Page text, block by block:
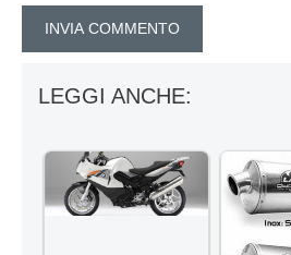
LEGGI ANCHE: